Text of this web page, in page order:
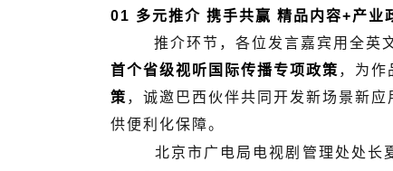
01 多元推介 携手共赢 精品内容+产业
推介环节，各位发言嘉宾用全英文
首个省级视听国际传播专项政策 ，为作
策 ，诚邀巴西伙伴共同开发新场景新应
供便利化保障。
北京市广电局电视剧管理处处长